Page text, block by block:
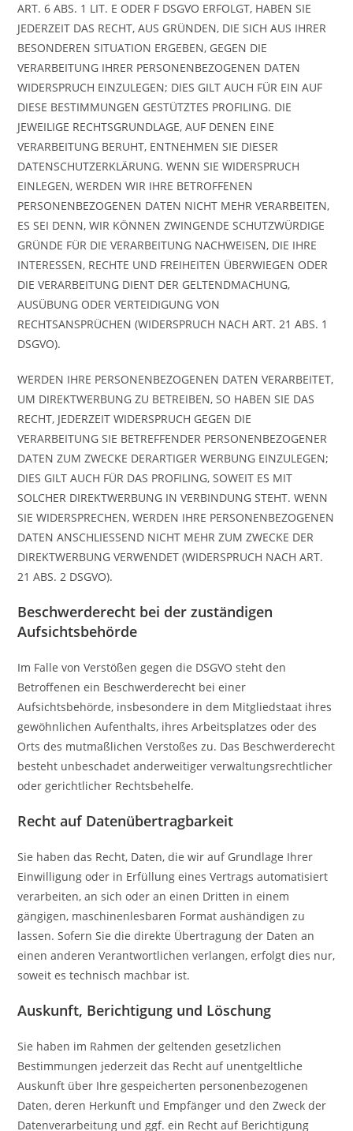
ART. 6 ABS. 1 LIT. E ODER F DSGVO ERFOLGT, HABEN SIE
JEDERZEIT DAS RECHT, AUS GRÜNDEN, DIE SICH AUS IHRER
BESONDEREN SITUATION ERGEBEN, GEGEN DIE
VERARBEITUNG IHRER PERSONENBEZOGENEN DATEN
WIDERSPRUCH EINZULEGEN; DIES GILT AUCH FÜR EIN AUF
DIESE BESTIMMUNGEN GESTÜTZTES PROFILING. DIE
JEWEILIGE RECHTSGRUNDLAGE, AUF DENEN EINE
VERARBEITUNG BERUHT, ENTNEHMEN SIE DIESER
DATENSCHUTZERKLÄRUNG. WENN SIE WIDERSPRUCH
EINLEGEN, WERDEN WIR IHRE BETROFFENEN
PERSONENBEZOGENEN DATEN NICHT MEHR VERARBEITEN,
ES SEI DENN, WIR KÖNNEN ZWINGENDE SCHUTZWÜRDIGE
GRÜNDE FÜR DIE VERARBEITUNG NACHWEISEN, DIE IHRE
INTERESSEN, RECHTE UND FREIHEITEN ÜBERWIEGEN ODER
DIE VERARBEITUNG DIENT DER GELTENDMACHUNG,
AUSÜBUNG ODER VERTEIDIGUNG VON
RECHTSANSPRÜCHEN (WIDERSPRUCH NACH ART. 21 ABS. 1
DSGVO).
WERDEN IHRE PERSONENBEZOGENEN DATEN VERARBEITET,
UM DIREKTWERBUNG ZU BETREIBEN, SO HABEN SIE DAS
RECHT, JEDERZEIT WIDERSPRUCH GEGEN DIE
VERARBEITUNG SIE BETREFFENDER PERSONENBEZOGENER
DATEN ZUM ZWECKE DERARTIGER WERBUNG EINZULEGEN;
DIES GILT AUCH FÜR DAS PROFILING, SOWEIT ES MIT
SOLCHER DIREKTWERBUNG IN VERBINDUNG STEHT. WENN
SIE WIDERSPRECHEN, WERDEN IHRE PERSONENBEZOGENEN
DATEN ANSCHLIESSEND NICHT MEHR ZUM ZWECKE DER
DIREKTWERBUNG VERWENDET (WIDERSPRUCH NACH ART.
21 ABS. 2 DSGVO).
Beschwerde­recht bei der zuständigen
Aufsichts­behörde
Im Falle von Verstößen gegen die DSGVO steht den
Betroffenen ein Beschwerderecht bei einer
Aufsichtsbehörde, insbesondere in dem Mitgliedstaat ihres
gewöhnlichen Aufenthalts, ihres Arbeitsplatzes oder des
Orts des mutmaßlichen Verstoßes zu. Das Beschwerderecht
besteht unbeschadet anderweitiger verwaltungsrechtlicher
oder gerichtlicher Rechtsbehelfe.
Recht auf Daten­übertrag­barkeit
Sie haben das Recht, Daten, die wir auf Grundlage Ihrer
Einwilligung oder in Erfüllung eines Vertrags automatisiert
verarbeiten, an sich oder an einen Dritten in einem
gängigen, maschinenlesbaren Format aushändigen zu
lassen. Sofern Sie die direkte Übertragung der Daten an
einen anderen Verantwortlichen verlangen, erfolgt dies nur,
soweit es technisch machbar ist.
Auskunft, Berichtigung und Löschung
Sie haben im Rahmen der geltenden gesetzlichen
Bestimmungen jederzeit das Recht auf unentgeltliche
Auskunft über Ihre gespeicherten personenbezogenen
Daten, deren Herkunft und Empfänger und den Zweck der
Datenverarbeitung und ggf. ein Recht auf Berichtigung